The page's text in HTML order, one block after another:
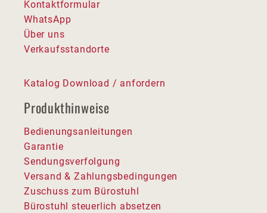
Kontaktformular
WhatsApp
Über uns
Verkaufsstandorte
Katalog Download / anfordern
Produkthinweise
Bedienungsanleitungen
Garantie
Sendungsverfolgung
Versand & Zahlungsbedingungen
Zuschuss zum Bürostuhl
Bürostuhl steuerlich absetzen